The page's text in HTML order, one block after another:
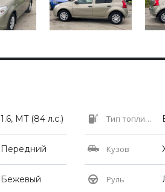
1.6, MT (84 л.с.) Тип топлива
Передний Кузов
Бежевый Руль